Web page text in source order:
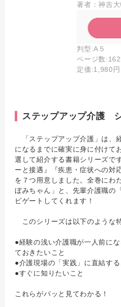
著者：神吉大
判型:A５
ページ数
定価:1,980円
ステップアップ介護
「ステップアップ介護」は、
になるまでに確実に身に付けて
選して紹介する書籍シリーズで
ーと接遇』『疾患・症状への対
を７つ用意しました。全巻にわ
ぼみちゃん」と、先輩介護職の
ビゲートしてくれます！
このシリーズは以下のような
●経験の浅い介護職が一人前に
ておきたいこと
●介護現場の「実践」に直結する
●すぐに知りたいこと
これらがパッと見てわかる！